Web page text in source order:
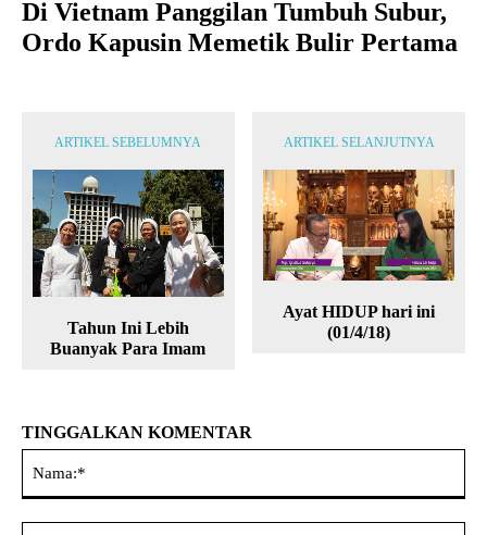
Di Vietnam Panggilan Tumbuh Subur,
Ordo Kapusin Memetik Bulir Pertama
ARTIKEL SEBELUMNYA
Tahun Ini Lebih
Buanyak Para Imam
ARTIKEL SELANJUTNYA
Ayat HIDUP hari ini
(01/4/18)
TINGGALKAN KOMENTAR